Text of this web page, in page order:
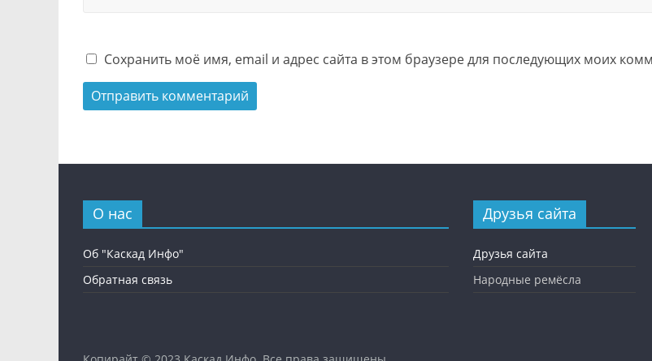
Сохранить моё имя, email и адрес сайта в этом браузере для последующих моих
О нас
Об "Каскад Инфо"
Обратная связь
Друзья сайта
Друзья сайта
Народные ремёсла